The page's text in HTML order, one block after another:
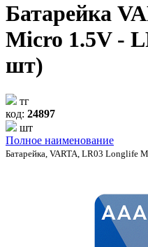
Батарейка
Micro 1.5V -
шт)
тг
код: 24897
шт
Полное наименование
Батарейка, VARTA, LR03 Longlife